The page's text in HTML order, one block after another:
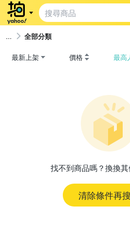
全部分類
最新上架 價格 最高
找不到商品嗎？換換其
清除條件再